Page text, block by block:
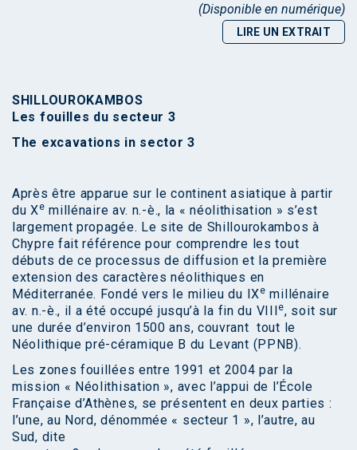
(Disponible en numérique)
LIRE UN EXTRAIT
SHILLOUROKAMBOS
Les fouilles du secteur 3
The excavations in sector 3
Après être apparue sur le continent asiatique à partir
du Xe millénaire av. n.-è., la « néolithisation » s’est
largement propagée. Le site de Shillourokambos à
Chypre fait référence pour comprendre les tout
débuts de ce processus de diffusion et la première
extension des caractères néolithiques en
Méditerranée. Fondé vers le milieu du IXe millénaire
av. n.-è., il a été occupé jusqu’à la fin du VIIIe, soit sur
une durée d’environ 1500 ans, couvrant tout le
Néolithique pré-céramique B du Levant (PPNB).
Les zones fouillées entre 1991 et 2004 par la
mission « Néolithisation », avec l’appui de l’École
Française d’Athènes, se présentent en deux parties :
l’une, au Nord, dénommée « secteur 1 », l’autre, au
Sud, dite